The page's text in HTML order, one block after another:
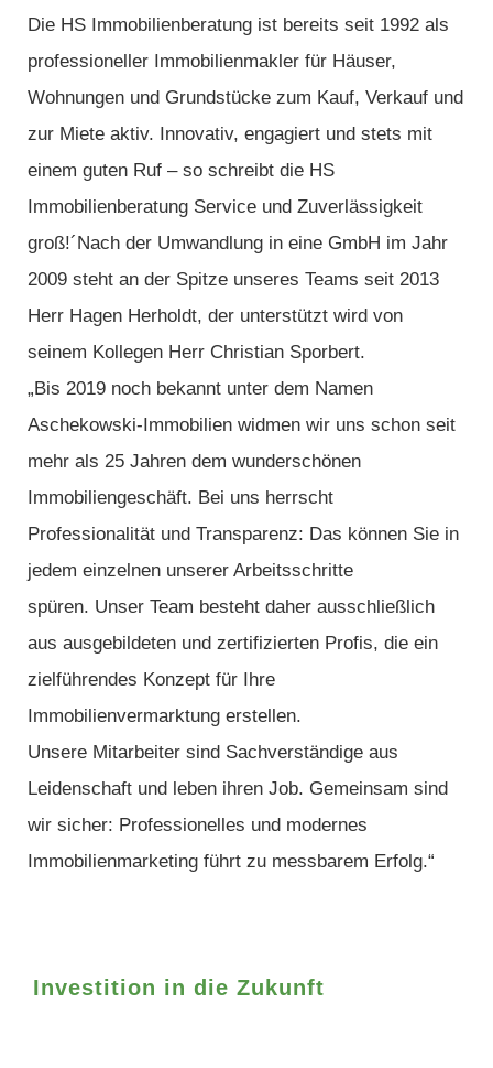
Die HS Immobilienberatung ist bereits seit 1992 als
professioneller Immobilienmakler für Häuser,
Wohnungen und Grundstücke zum Kauf, Verkauf und
zur Miete aktiv. Innovativ, engagiert und stets mit
einem guten Ruf – so schreibt die HS
Immobilienberatung Service und Zuverlässigkeit
groß!´Nach der Umwandlung in eine GmbH im Jahr
2009 steht an der Spitze unseres Teams seit 2013
Herr Hagen Herholdt, der unterstützt wird von
seinem Kollegen Herr Christian Sporbert.
„Bis 2019 noch bekannt unter dem Namen
Aschekowski-Immobilien widmen wir uns schon seit
mehr als 25 Jahren dem wunderschönen
Immobiliengeschäft. Bei uns herrscht
Professionalität und Transparenz: Das können Sie in
jedem einzelnen unserer Arbeitsschritte
spüren. Unser Team besteht daher ausschließlich
aus ausgebildeten und zertifizierten Profis, die ein
zielführendes Konzept für Ihre
Immobilienvermarktung erstellen.
Unsere Mitarbeiter sind Sachverständige aus
Leidenschaft und leben ihren Job. Gemeinsam sind
wir sicher: Professionelles und modernes
Immobilienmarketing führt zu messbarem Erfolg.“
Investition in die Zukunft